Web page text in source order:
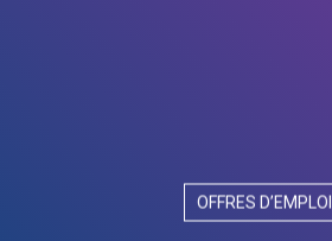
OFFRES D’EMPLOI